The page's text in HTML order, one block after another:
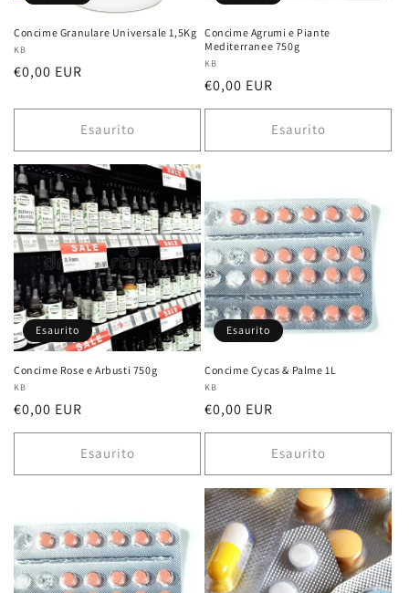
Concime Granulare Universale 1,5Kg
Fornitore:
KB
Prezzo
listino
€0,00 EUR
Esaurito
Concime Agrumi e Piante
Mediterranee 750g
Fornitore:
KB
Prezzo
di
€0,00 EUR
Esaurito
Esaurito
Concime Rose e Arbusti 750g
Fornitore:
KB
Prezzo
di
€0,00 EUR
Esaurito
Esaurito
Concime Cycas & Palme 1L
Fornitore:
KB
Prezzo
di
€0,00 EUR
Esaurito